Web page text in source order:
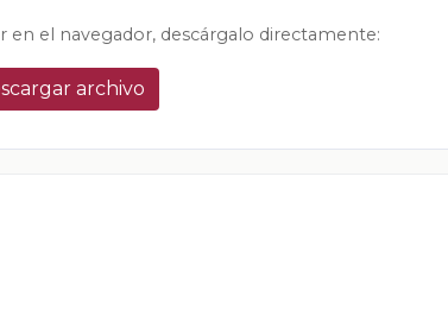
en el navegador, descárgalo directamente:
archivo